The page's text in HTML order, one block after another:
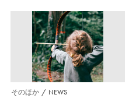
そのほか NEWS